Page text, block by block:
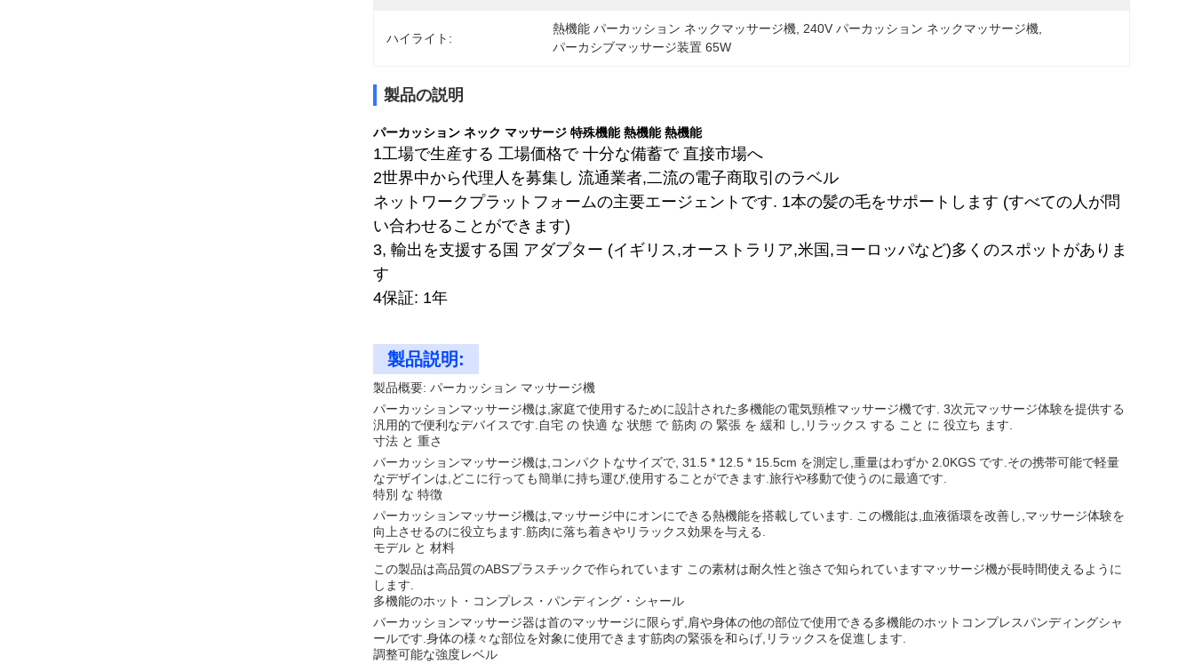
ハイライト:
熱機能 パーカッション ネックマッサージ機 240V パーカッション ネックマッサージ機
パーカシブマッサージ装置 65W
製品の説明
パーカッション ネック マッサージ 特殊機能 熱機能 熱機能
1工場で生産する 工場価格で 十分な備蓄で 直接市場へ
2世界中から代理人を募集し 流通業者,二流の電子商取引のラベル
ネットワークプラットフォームの主要エージェントです. 1本の髪の毛をサポートします (すべての人が問
い合わせることができます)
3, 輸出を支援する国 アダプター (イギリス,オーストラリア,米国,ヨーロッパなど)多くのスポットがありま
す
4保証: 1年
製品説明:
製品概要: パーカッション マッサージ機
パーカッションマッサージ機は,家庭で使用するために設計された多機能の電気頸椎マッサージ機です. 3次元マッサージ体験を提供する
汎用的で便利なデバイスです.自宅 の 快適 な 状態 で 筋肉 の 緊張 を 緩和 し,リラックス する こと に 役立ち ます.
寸法 と 重さ
パーカッションマッサージ機は,コンパクトなサイズで, 31.5 * 12.5 * 15.5cm を測定し,重量はわずか 2.0KGS です.その携帯可能で軽量
なデザインは,どこに行っても簡単に持ち運び,使用することができます.旅行や移動で使うのに最適です.
特別 な 特徴
パーカッションマッサージ機は,マッサージ中にオンにできる熱機能を搭載しています. この機能は,血液循環を改善し,マッサージ体験を
向上させるのに役立ちます.筋肉に落ち着きやリラックス効果を与える.
モデル と 材料
この製品は高品質のABSプラスチックで作られています この素材は耐久性と強さで知られていますマッサージ機が長時間使えるように
します.
多機能のホット・コンプレス・パンディング・シャール
パーカッションマッサージ器は首のマッサージに限らず,肩や身体の他の部位で使用できる多機能のホットコンプレスパンディングシャ
ールです.身体の様々な部位を対象に使用できます筋肉の緊張を和らげ,リラックスを促進します.
調整可能な強度レベル